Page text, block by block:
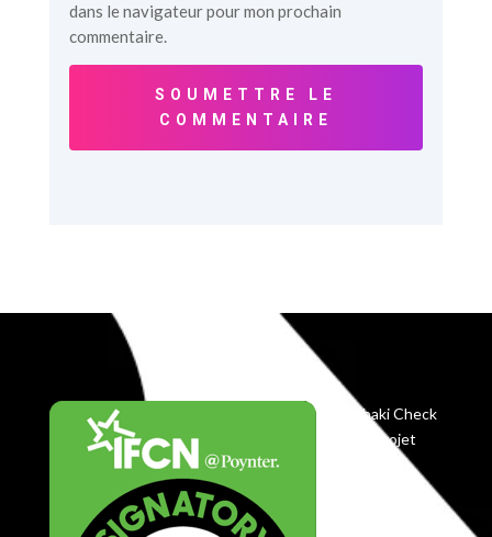
dans le navigateur pour mon prochain
commentaire.
SOUMETTRE LE
COMMENTAIRE
Balobaki Check
est le projet
éditorial du